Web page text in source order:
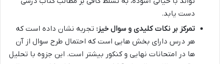
دست یابد.
تمرکز بر نکات کلیدی و سوال خیز: تجربه نشان داده است که
هر درس دارای بخش هایی است که احتمال طرح سوال از آن
ها در امتحانات نهایی و کنکور بیشتر است. این جزوه با تحلیل